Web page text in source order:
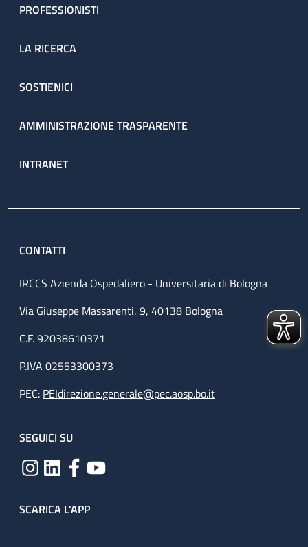
PROFESSIONISTI
LA RICERCA
SOSTIENICI
AMMINISTRAZIONE TRASPARENTE
INTRANET
CONTATTI
IRCCS Azienda Ospedaliero - Universitaria di Bologna
Via Giuseppe Massarenti, 9, 40138 Bologna
C.F. 92038610371
P.IVA 02553300373
PEC: PEIdirezione.generale@pec.aosp.bo.it
SEGUICI SU
SCARICA L'APP